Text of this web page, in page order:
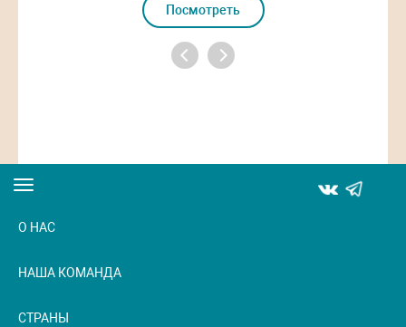
Посмотреть
Toggle
О НАС
НАША КОМАНДА
СТРАНЫ